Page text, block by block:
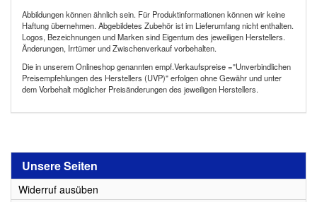
Abbildungen können ähnlich sein. Für Produktinformationen können wir keine
Haftung übernehmen. Abgebildetes Zubehör ist im Lieferumfang nicht enthalten.
Logos, Bezeichnungen und Marken sind Eigentum des jeweiligen Herstellers.
Änderungen, Irrtümer und Zwischenverkauf vorbehalten.
Die in unserem Onlineshop genannten empf.Verkaufspreise ="Unverbindlichen
Preisempfehlungen des Herstellers (UVP)" erfolgen ohne Gewähr und unter
dem Vorbehalt möglicher Preisänderungen des jeweiligen Herstellers.
Unsere Seiten
Widerruf ausüben